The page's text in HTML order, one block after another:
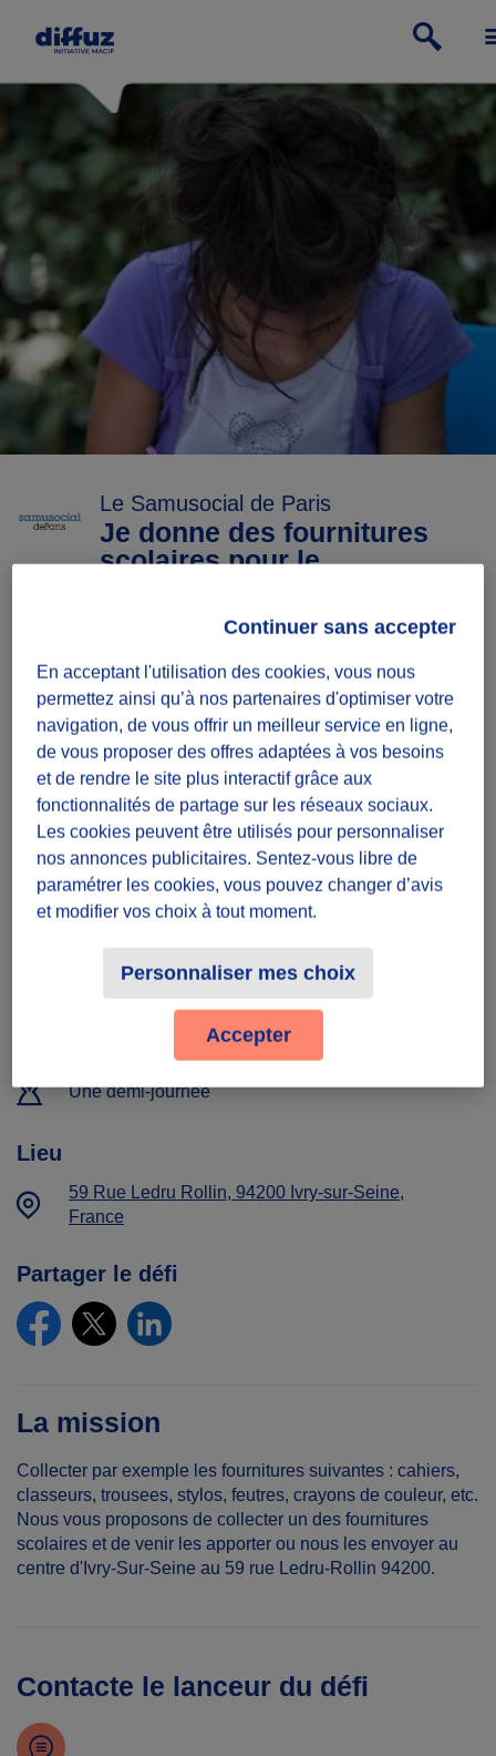
Le Samusocial de Paris
Je donne des fournitures
scolaires pour le
+7
Diffuzeurs 10 souhaités
défi ponctuel
Une participation suffit
Du 01/08/17
Une demi-journée
Lieu
59 Rue Ledru Rollin, 94200 Ivry-sur-Seine,
France
Partager le défi
La mission
Collecter par exemple les fournitures suivantes : cahiers,
classeurs, trousees, stylos, feutres, crayons de couleur, etc.
Nous vous proposons de collecter un des fournitures
scolaires et de venir les apporter ou nous les envoyer au
centre d'Ivry-Sur-Seine au 59 rue Ledru-Rollin 94200.
Contacte le lanceur du défi
En acceptant l'utilisation des cookies, vous nous
permettez ainsi qu’à nos partenaires d'optimiser votre
navigation, de vous offrir un meilleur service en ligne,
de vous proposer des offres adaptées à vos besoins
et de rendre le site plus interactif grâce aux
fonctionnalités de partage sur les réseaux sociaux.
Les cookies peuvent être utilisés pour personnaliser
nos annonces publicitaires. Sentez-vous libre de
paramétrer les cookies, vous pouvez changer d’avis
et modifier vos choix à tout moment.
Personnaliser mes choix
Continuer sans accepter
Accepter